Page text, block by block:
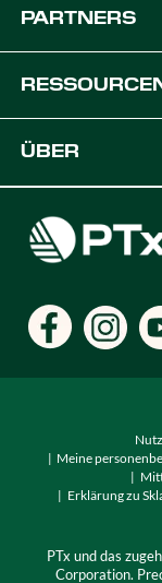
Ausrüstung
PARTNERS
OEM-Lösungen
ÜBER
Händler finden
Standorte
Meine
Erklärung zu
PTx und das
Corporation.